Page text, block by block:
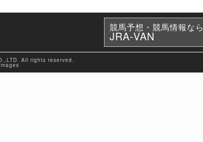
競馬予想・競馬情報なら
JRA-VAN
All rights reserved.